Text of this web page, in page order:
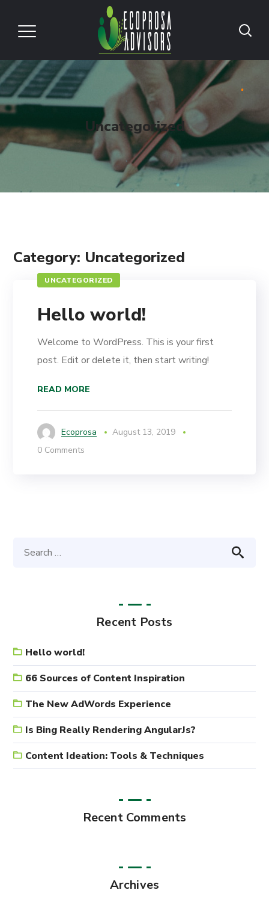
Uncategorized
Category: Uncategorized
UNCATEGORIZED
Hello world!
Welcome to WordPress. This is your first
post. Edit or delete it, then start writing!
READ MORE
Ecoprosa
August 13, 2019
0 Comments
Recent Posts
Hello world!
66 Sources of Content Inspiration
The New AdWords Experience
Is Bing Really Rendering AngularJs?
Content Ideation: Tools & Techniques
Recent Comments
Archives